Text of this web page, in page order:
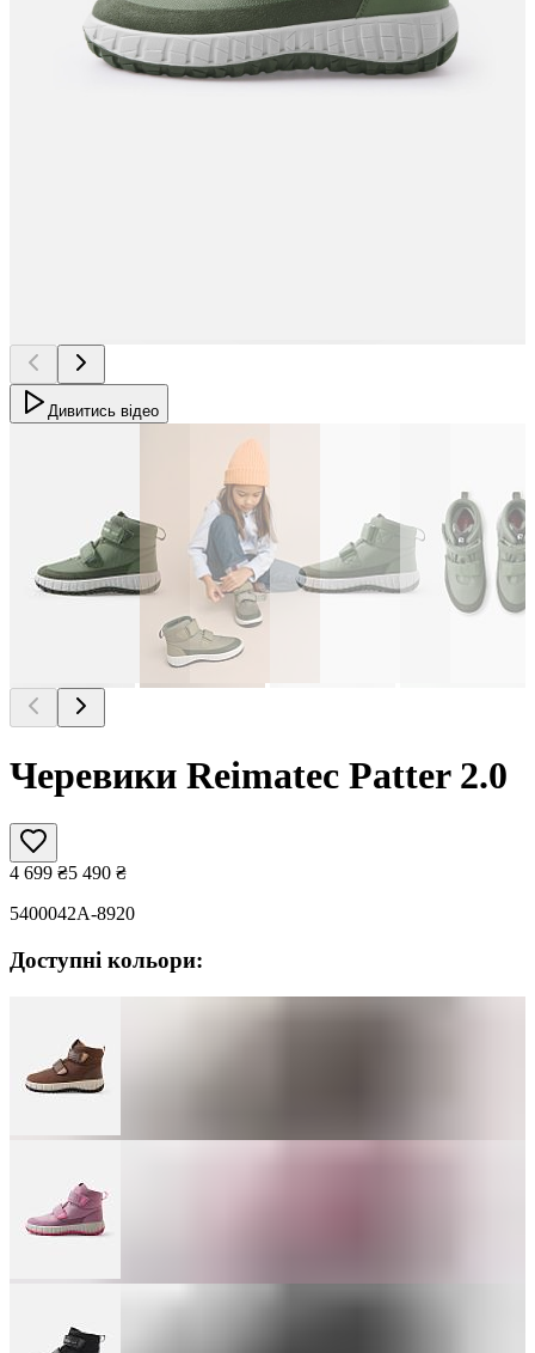
Дивитись відео
Черевики Reimatec Patter 2.0
4 699 ₴5 490 ₴
5400042A-8920
Доступні кольори: